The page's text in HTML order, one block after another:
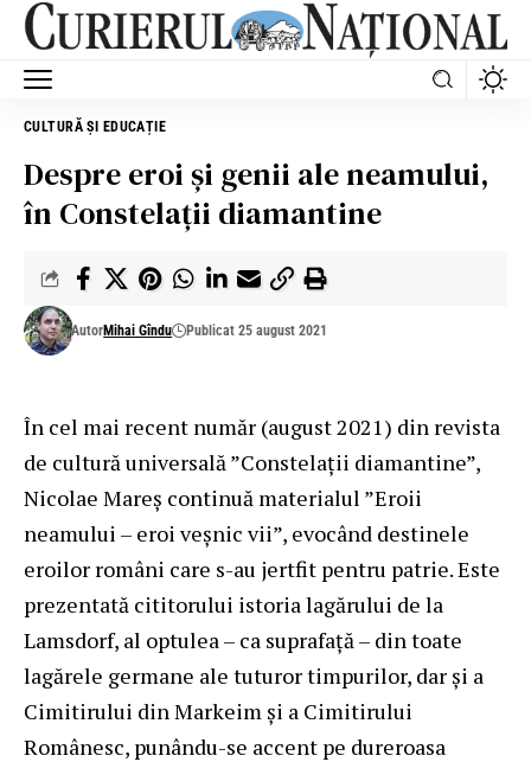
CULTURĂ ȘI EDUCAȚIE
Despre eroi şi genii ale neamului,
în Constelaţii diamantine
AutorMihai Gîndu Publicat 25 august 2021
În cel mai recent număr (august 2021) din revista
de cultură universală ”Constelaţii diamantine”,
Nicolae Mareş continuă materialul ”Eroii
neamului – eroi veşnic vii”, evocând destinele
eroilor români care s-au jertfit pentru patrie. Este
prezentată cititorului istoria lagărului de la
Lamsdorf, al optulea – ca suprafaţă – din toate
lagărele germane ale tuturor timpurilor, dar şi a
Cimitirului din Markeim şi a Cimitirului
Românesc, punându-se accent pe dureroasa